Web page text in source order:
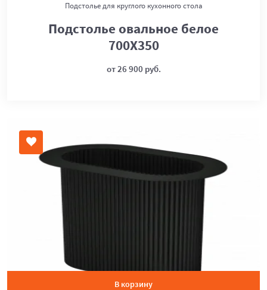
Подстолье для круглого кухонного стола
Подстолье овальное белое
700Х350
от 26 900 руб.
В корзину